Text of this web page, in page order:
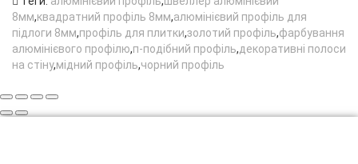
8мм,квадратний профіль 8мм,алюмінієвий профіль для
підлоги 8мм,профіль для плитки,золотий профіль,фарбування
алюмінієвого профілю,п-подібний профіль,декоративні полоси
на стіну,мідний профіль,чорний профіль